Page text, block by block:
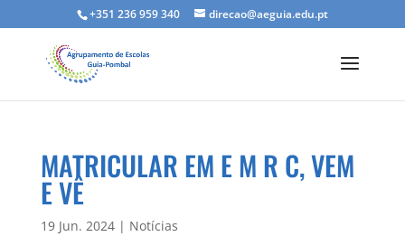
+351 236 959 340 direcao@aeguia.edu.pt
MATRICULAR EM E M R C, VEM
E VÊ
19 Jun. 2024| Notícias